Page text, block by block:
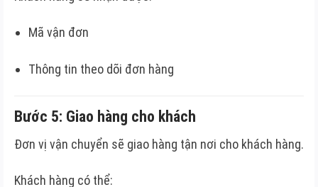
Mã vận đơn
Thông tin theo dõi đơn hàng
Bước 5: Giao hàng cho khách
Đơn vị vận chuyển sẽ giao hàng tận nơi cho khách hàng.
Khách hàng có thể: